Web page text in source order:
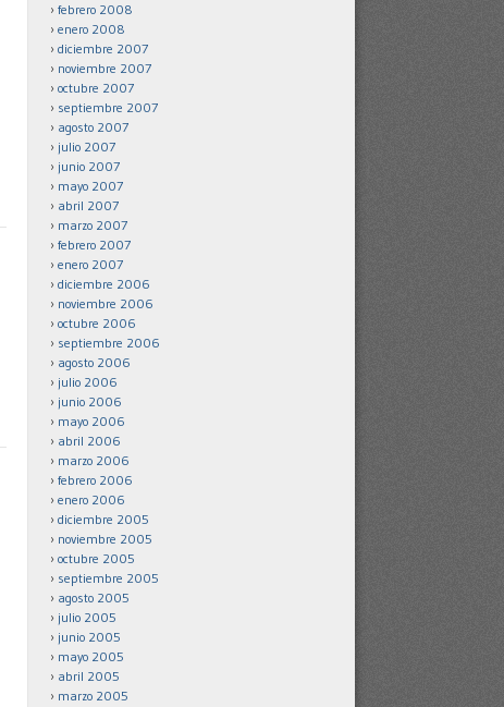
febrero 2008
enero 2008
diciembre 2007
noviembre 2007
octubre 2007
septiembre 2007
agosto 2007
julio 2007
junio 2007
mayo 2007
abril 2007
marzo 2007
febrero 2007
enero 2007
diciembre 2006
noviembre 2006
octubre 2006
septiembre 2006
agosto 2006
julio 2006
junio 2006
mayo 2006
abril 2006
marzo 2006
febrero 2006
enero 2006
diciembre 2005
noviembre 2005
octubre 2005
septiembre 2005
agosto 2005
julio 2005
junio 2005
mayo 2005
abril 2005
marzo 2005